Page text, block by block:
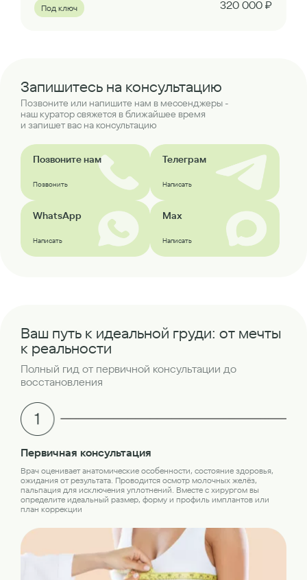
Под ключ 320 000 ₽
Запишитесь на консультацию
Позвоните или напишите нам в мессенджеры -
наш куратор свяжется в ближайшее время
и запишет вас на консультацию
Позвоните нам
Позвонить
Телеграм
Написать
WhatsApp
Написать
Max
Написать
Ваш путь к идеальной груди: от мечты
к реальности
Полный гид от первичной консультации до
восстановления
Первичная консультация
Врач оценивает анатомические особенности, состояние здоровья,
ожидания от результата. Проводится осмотр молочных желёз,
пальпация для исключения уплотнений. Вместе с хирургом вы
определите идеальный размер, форму и профиль имплантов или
план коррекции